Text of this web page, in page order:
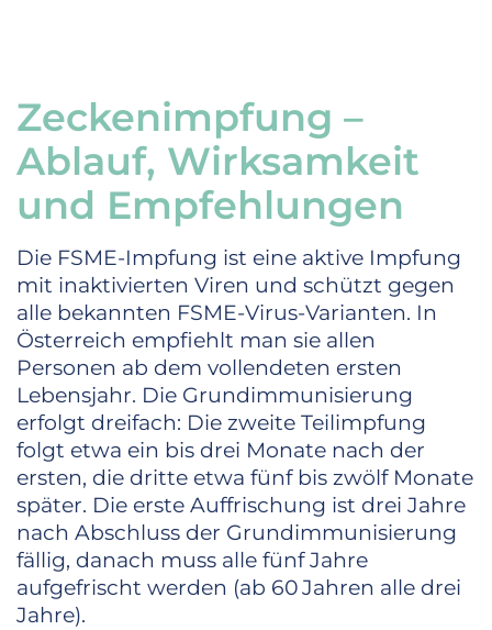
Zeckenimpfung –
Ablauf, Wirksamkeit
und Empfehlungen
Die FSME-Impfung ist eine aktive Impfung
mit inaktivierten Viren und schützt gegen
alle bekannten FSME-Virus-Varianten. In
Österreich empfiehlt man sie allen
Personen ab dem vollendeten ersten
Lebensjahr. Die Grundimmunisierung
erfolgt dreifach: Die zweite Teilimpfung
folgt etwa ein bis drei Monate nach der
ersten, die dritte etwa fünf bis zwölf Monate
später. Die erste Auffrischung ist drei Jahre
nach Abschluss der Grundimmunisierung
fällig, danach muss alle fünf Jahre
aufgefrischt werden (ab 60 Jahren alle drei
Jahre).